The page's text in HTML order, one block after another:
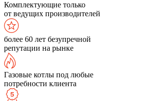
Комплектующие только
от ведущих производителей
более 60 лет безупречной
репутации на рынке
Газовые котлы под любые
потребности клиента